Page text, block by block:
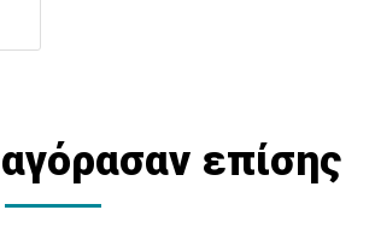
επίσης